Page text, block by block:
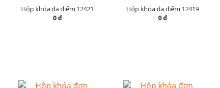
Hộp khóa đa điểm 12421
0 đ
Hộp khóa đa điểm 12419
0 đ